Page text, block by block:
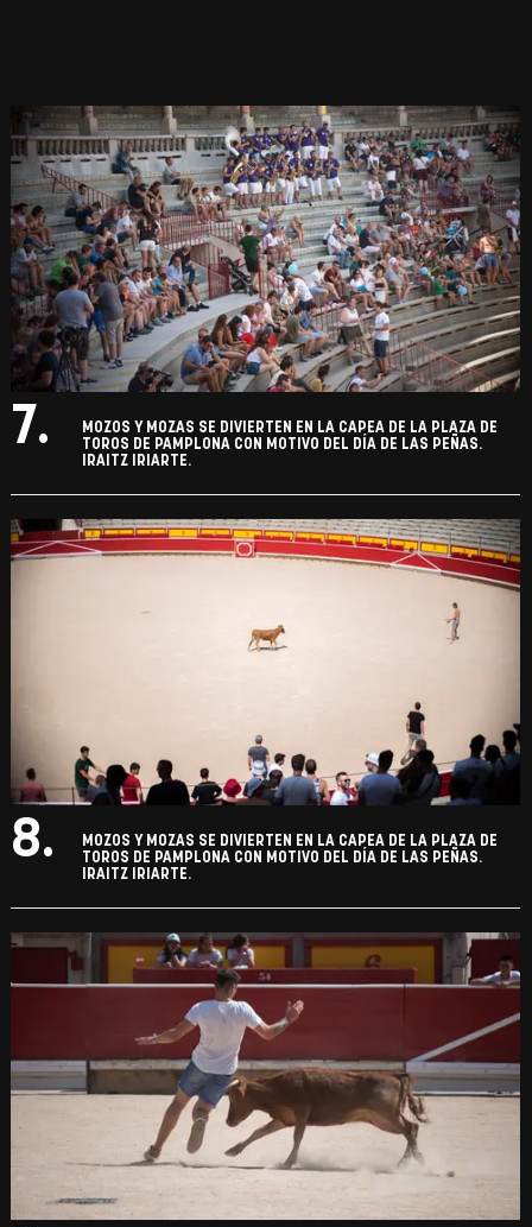
7.
MOZOS Y MOZAS SE DIVIERTEN EN LA CAPEA DE LA PLAZA DE
TOROS DE PAMPLONA CON MOTIVO DEL DÍA DE LAS PEÑAS.
IRAITZ IRIARTE.
8.
MOZOS Y MOZAS SE DIVIERTEN EN LA CAPEA DE LA PLAZA DE
TOROS DE PAMPLONA CON MOTIVO DEL DÍA DE LAS PEÑAS.
IRAITZ IRIARTE.